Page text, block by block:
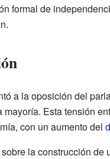
formal de
a la oposición del
Esta tensión
con un aumento del
la construcción de